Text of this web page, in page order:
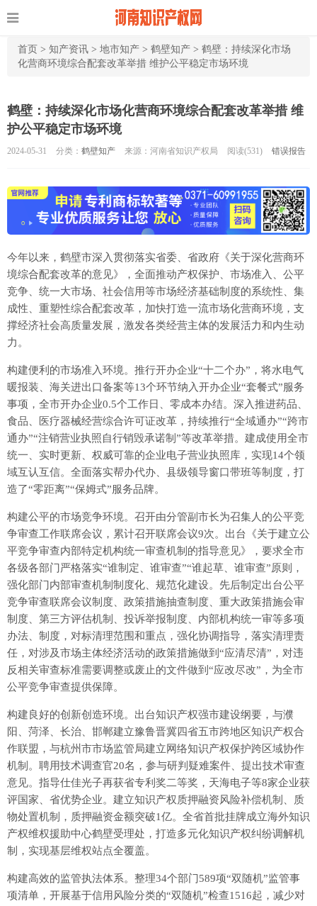
首页 > 知产资讯 > 地市知产 > 鹤壁知产 > 鹤壁：持续深化市场
化营商环境综合配套改革举措 维护公平稳定市场环境
鹤壁：持续深化市场化营商环境综合配套改革举措 维
护公平稳定市场环境
2024-05-31 分类： 鹤壁知产 来源：河南省知识产权局 阅读(531) 错误报告
今年以来，鹤壁市深入贯彻落实省委、省政府《关于深化营商环
境综合配套改革的意见》，全面推动产权保护、市场准入、公平
竞争、统一大市场、社会信用等市场经济基础制度的系统性、集
成性、重塑性综合配套改革，加快打造一流市场化营商环境，支
撑经济社会高质量发展，激发各类经营主体的发展活力和内生动
力。
构建便利的市场准入环境。推行开办企业“十二个办”，将水电气
暖报装、海关进出口备案等13个环节纳入开办企业“套餐式”服务
事项，全市开办企业0.5个工作日、零成本办结。深入推进药品、
食品、医疗器械经营综合许可证改革，持续推行“全域通办”“跨市
通办”“注销营业执照自行销毁承诺制”等改革举措。建成使用全市
统一、实时更新、权威可靠的企业电子营业执照库，实现14个领
域互认互信。全面落实帮办代办、县级领导窗口带班等制度，打
造了“零距离”“保姆式”服务品牌。
构建公平的市场竞争环境。召开由分管副市长为召集人的公平竞
争审查工作联席会议，累计召开联席会议9次。出台《关于建立公
平竞争审查内部特定机构统一审查机制的指导意见》，要求全市
各级各部门严格落实“谁制定、谁审查”“谁起草、谁审查”原则，
强化部门内部审查机制制度化、规范化建设。先后制定出台公平
竞争审查联席会议制度、政策措施抽查制度、重大政策措施会审
制度、第三方评估机制、投诉举报制度、内部机构统一审等多项
办法、制度，对标清理范围和重点，强化协调指导，落实清理责
任，对涉及市场主体经济活动的政策措施做到“应清尽清”，对违
反相关审查标准需要调整或废止的文件做到“应改尽改”，为全市
公平竞争审查提供保障。
构建良好的创新创造环境。出台知识产权强市建设纲要，与濮
阳、菏泽、长治、邯郸建立豫鲁晋冀四省五市跨地区知识产权合
作联盟，与杭州市市场监管局建立网络知识产权保护跨区域协作
机制。聘用技术调查官20名，参与研判疑难案件、提出技术审查
意见。指导仕佳光子再获省专利奖二等奖，天海电子等8家企业获
评国家、省优势企业。建立知识产权质押融资风险补偿机制、质
物处置机制，质押融资金额突破1亿。全省首批挂牌成立海外知识
产权维权援助中心鹤壁受理处，打造多元化知识产权纠纷调解机
制，实现基层维权站点全覆盖。
构建高效的监管执法体系。整理34个部门589项“双随机”监管事
项清单，开展基于信用风险分类的“双随机”检查1516起，减少对